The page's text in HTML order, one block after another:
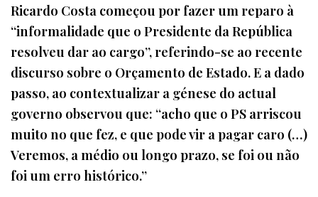
Ricardo Costa começou por fazer um reparo à
“informalidade que o Presidente da República
resolveu dar ao cargo”, referindo-se ao recente
discurso sobre o Orçamento de Estado. E a dado
passo, ao contextualizar a génese do actual
governo observou que: “acho que o PS arriscou
muito no que fez, e que pode vir a pagar caro (…)
Veremos, a médio ou longo prazo, se foi ou não
foi um erro histórico.”